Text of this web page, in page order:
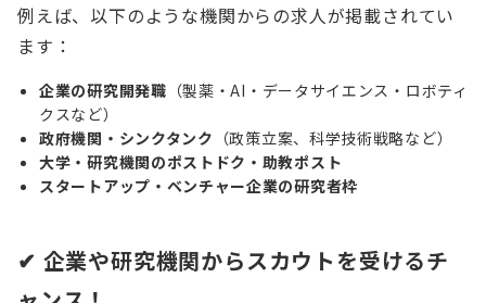
例えば、以下のような機関からの求人が掲載されてい
ます：
企業の研究開発職 （製薬・AI・データサイエンス・ロボティ
クスなど）
政府機関・シンクタンク （政策立案、科学技術戦略など）
大学・研究機関のポストドク・助教ポスト
スタートアップ・ベンチャー企業の研究者枠
✔ 企業や研究機関からスカウトを受けるチ